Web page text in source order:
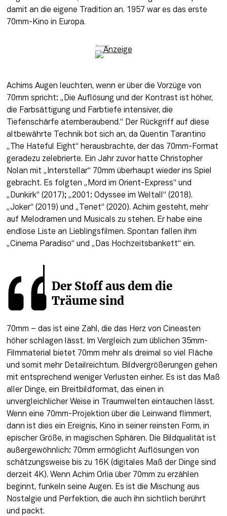
damit an die eigene Tradition an. 1957 war es das erste
70mm-Kino in Europa.
Achims Augen leuchten, wenn er über die Vorzüge von
70mm spricht: „Die Auflösung und der Kontrast ist höher,
die Farbsättigung und Farbtiefe intensiver, die
Tiefenschärfe atemberaubend.“ Der Rückgriff auf diese
altbewährte Technik bot sich an, da Quentin Tarantino
„The Hateful Eight“ herausbrachte, der das 70mm-Format
geradezu zelebrierte. Ein Jahr zuvor hatte Christopher
Nolan mit „Interstellar“ 70mm überhaupt wieder ins Spiel
gebracht. Es folgten „Mord im Orient-Express“ und
„Dunkirk“ (2017); „2001: Odyssee im Weltall“ (2018).
„Joker“ (2019) und „Tenet“ (2020). Achim gesteht, mehr
auf Melodramen und Musicals zu stehen. Er habe eine
endlose Liste an Lieblingsfilmen. Spontan fallen ihm
„Cinema Paradiso“ und „Das Hochzeitsbankett“ ein.
Der Stoff aus dem die
Träume sind
70mm – das ist eine Zahl, die das Herz von Cineasten
höher schlagen lässt. Im Vergleich zum üblichen 35mm-
Filmmaterial bietet 70mm mehr als dreimal so viel Fläche
und somit mehr Detailreichtum. Bildvergrößerungen gehen
mit entsprechend weniger Verlusten einher. Es ist das Maß
aller Dinge, ein Breitbildformat, das einen in
unvergleichlicher Weise in Traumwelten eintauchen lässt.
Wenn eine 70mm-Projektion über die Leinwand flimmert,
dann ist dies ein Ereignis, Kino in seiner reinsten Form, in
epischer Größe, in magischen Sphären. Die Bildqualität ist
außergewöhnlich: 70mm ermöglicht Auflösungen von
schätzungsweise bis zu 16K (digitales Maß der Dinge sind
derzeit 4K). Wenn Achim Orlia über 70mm zu erzählen
beginnt, funkeln seine Augen. Es ist die Mischung aus
Nostalgie und Perfektion, die auch ihn sichtlich berührt
und packt.